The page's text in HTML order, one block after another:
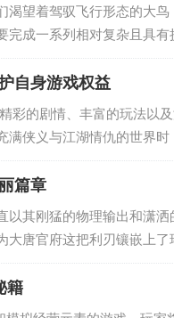
渴望着驾驭飞行形态的大
成一系列相对复杂且具有
开启大鸟任务，德鲁伊角
自身游戏权益
彩的剧情、丰富的玩法以
侠义与江湖情仇的世界时
与陷阱，需要玩家们谨慎
篇章
其刚猛的物理输出和潇
唐官府这把利刃镶嵌上
中最具代表性的门派之一
籍